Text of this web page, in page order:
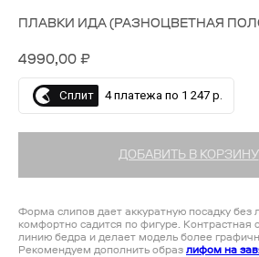
ПЛАВКИ ИДА (РАЗНОЦВЕТНАЯ
4990,00 ₽
Сплит 4 платежа по 1 247 р.
ДОБАВИТЬ В КОРЗИНУ
Форма слипов дает аккуратную посадку без
комфортно садится по фигуре. Контрастная
линию бедра и делает модель более
Рекомендуем дополнить образ лифом на